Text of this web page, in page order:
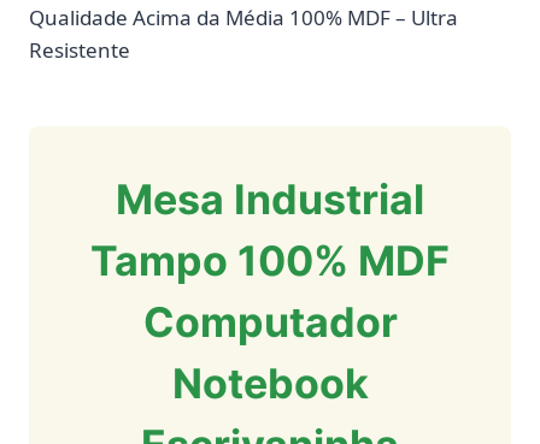
Qualidade Acima da Média 100% MDF – Ultra
Resistente
Mesa Industrial
Tampo 100% MDF
Computador
Notebook